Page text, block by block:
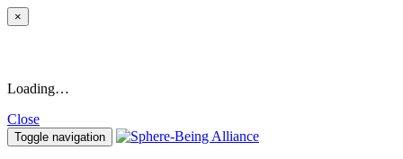
×
Loading…
Close
Toggle navigation